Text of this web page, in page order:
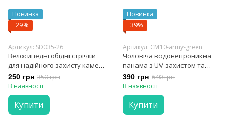
Новинка
−29%
Артикул: SD035-26
Велосипедні обідні стрічки
для надійного захисту камер і
шин з міцного PVC
250 грн 350 грн
В наявності
Купити
Новинка
−39%
Артикул: CM10-army-green
Чоловіча водонепроникна
панама з UV-захистом та
кнопками для фіксації полів
390 грн 640 грн
В наявності
Купити